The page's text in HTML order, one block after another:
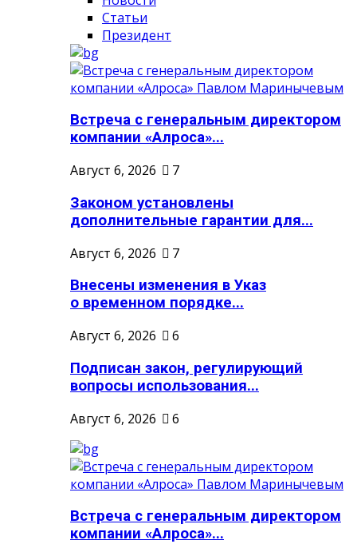
Статьи
Президент
Встреча с генеральным директором
компании «Алроса»...
Август 6, 2026
7
Законом установлены
дополнительные гарантии для...
Август 6, 2026
7
Внесены изменения в Указ
о временном порядке...
Август 6, 2026
6
Подписан закон, регулирующий
вопросы использования...
Август 6, 2026
6
Встреча с генеральным директором
компании «Алроса»...